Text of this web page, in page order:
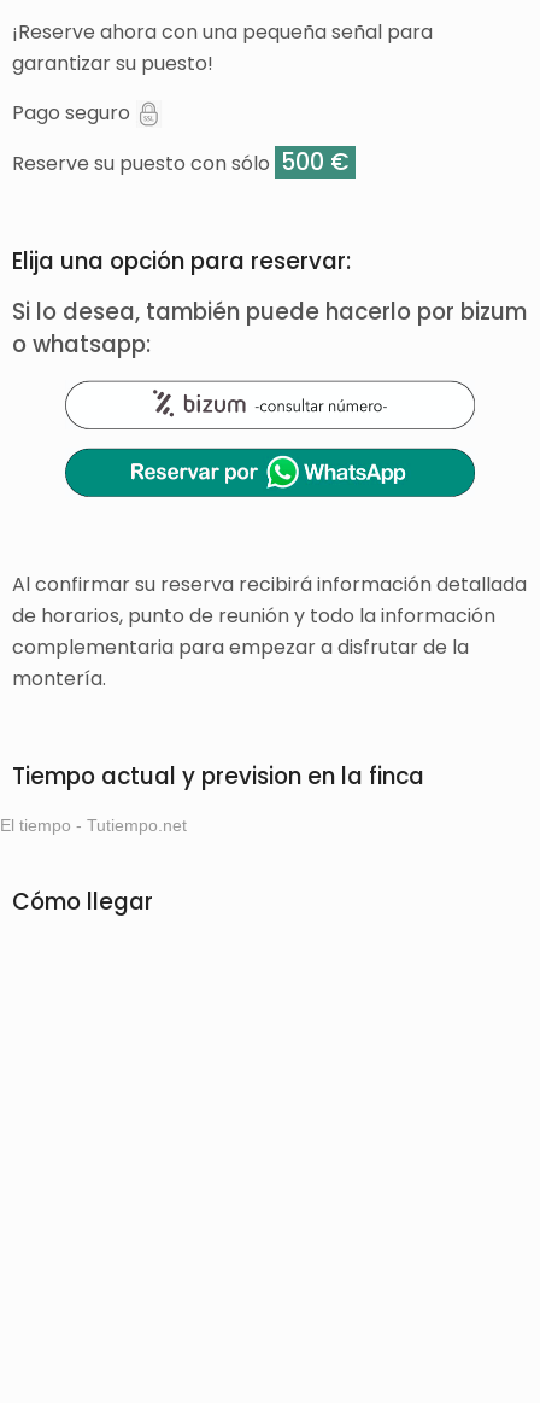
¡Reserve ahora con una pequeña señal para
garantizar su puesto!
Pago seguro
Reserve su puesto con sólo 500 €
Elija una opción para reservar:
Si lo desea, también puede hacerlo por bizum
o whatsapp:
Al confirmar su reserva recibirá información detallada
de horarios, punto de reunión y todo la información
complementaria para empezar a disfrutar de la
montería.
Tiempo actual y prevision en la finca
El tiempo - Tutiempo.net
Cómo llegar